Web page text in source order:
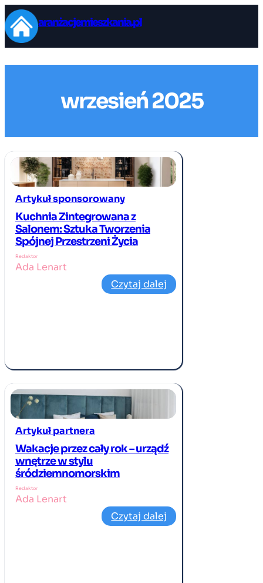
Przejdź
do
treści
aranżacjemieszkania.pl
wrzesień 2025
Artykuł sponsorowany
Kuchnia Zintegrowana z
Salonem: Sztuka Tworzenia
Spójnej Przestrzeni Życia
Redaktor
Ada Lenart
Czytaj dalej
Artykuł partnera
Wakacje przez cały rok – urządź
wnętrze w stylu
śródziemnomorskim
Redaktor
Ada Lenart
Czytaj dalej